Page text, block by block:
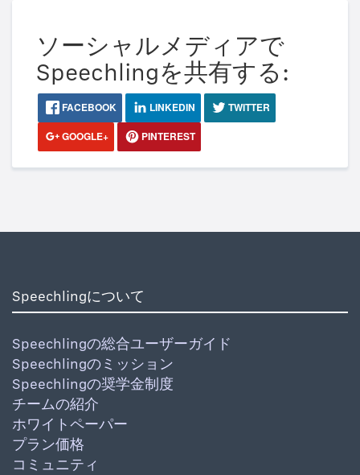
ソーシャルメディアで
Speechlingを共有する:
FACEBOOK LINKEDIN
TWITTER
GOOGLE+
PINTEREST
Speechlingについて
Speechlingの総合ユーザーガイド
Speechlingのミッション
Speechlingの奨学金制度
チームの紹介
ホワイトペーパー
プラン価格
コミュニティ